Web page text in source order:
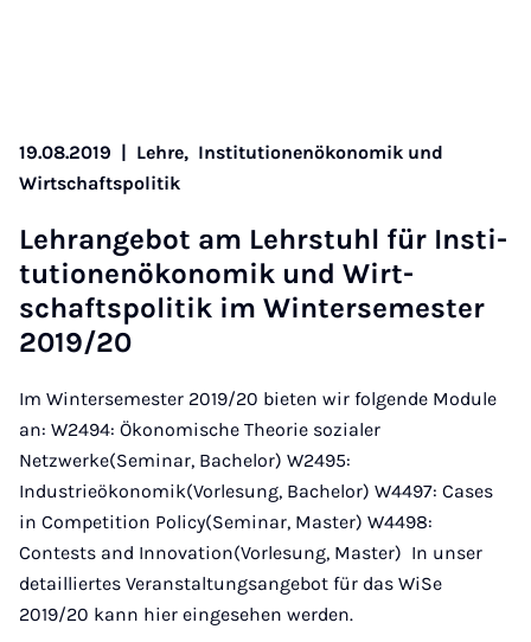
19.08.2019 | Lehre, Institutionenökonomik und
Wirtschaftspolitik
Lehr­an­ge­bot am Lehr­stuhl für In­sti­
tu­ti­o­nen­öko­no­mik und Wirt­
schafts­po­li­tik im Win­ter­se­mes­ter
2019/20
Im Wintersemester 2019/20 bieten wir folgende Module
an: W2494: Ökonomische Theorie sozialer
Netzwerke(Seminar, Bachelor) W2495:
Industrieökonomik(Vorlesung, Bachelor) W4497: Cases
in Competition Policy(Seminar, Master) W4498:
Contests and Innovation(Vorlesung, Master) In unser
detailliertes Veranstaltungsangebot für das WiSe
2019/20 kann hier eingesehen werden.